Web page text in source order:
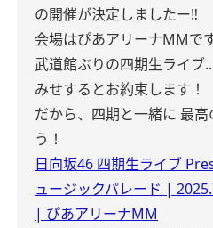
の開催が決定しましたー‼︎
会場はぴあアリーナMMで
武道館ぶりの四期生ライブ
みせするとお約束します！
だから、四期と一緒に 最高
う！
日向坂46 四期生ライブ
ュージックパレード |
| ぴあアリーナMM